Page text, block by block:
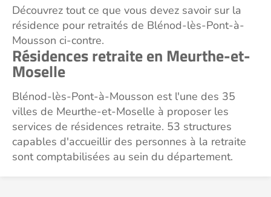
Découvrez tout ce que vous devez savoir sur la
résidence pour retraités de Blénod-lès-Pont-à-
Mousson ci-contre.
Résidences retraite en Meurthe-et-
Moselle
Blénod-lès-Pont-à-Mousson est l'une des 35
villes de Meurthe-et-Moselle à proposer les
services de résidences retraite. 53 structures
capables d'accueillir des personnes à la retraite
sont comptabilisées au sein du département.